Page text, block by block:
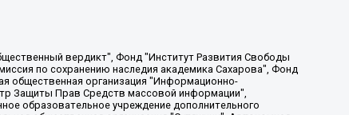
Иван Михайлович, Владыкина Елена Сергеевна, Гельман Марат Александрович, Никульшина Вероника Юрьевна, Толоконникова Надежда Андреевна, Шендерович Виктор Анатольевич, Общество с ограниченной ответственностью "Данное сообщение", Общество с ограниченной ответственностью Издательский дом "Новая глава", Айнбиндер Александра Александровна, Московский комьюнити-центр для ЛГБТ+инициатив, Благотворительный фонд развития филантропии, Deutsche Welle (Германия, Kurt-Schumacher-Strasse 3, 53113 Bonn), Борзунова Мария Михайловна, Воробьев Виктор Викторович, Голубева Анна Львовна, Константинова Алла Михайловна, Малкова Ирина Владимировна, Мурадов Мурад Абдулгалимович, Осетинская Елизавета Николаевна, Понасенков Евгений Николаевич, Ганапольский Матвей Юрьевич, Киселев Евгений Алексеевич, Борухович Ирина Григорьевна, Дремин Иван Тимофеевич, Дубровский Дмитрий Викторович, Красноярская региональная общественная организация поддержки и развития альтернативных образовательных технологий и межкультурных коммуникаций "ИНТЕРРА", Маяковская Екатерина Алексеевна, Фейгин Марк Захарович, Филимонов Андрей Викторович, Дзугкоева Регина Николаевна, Доброхотов Роман Александрович, Дудь Юрий Александрович, Елкин Сергей Владимирович, Кругликов Кирилл Игоревич, Сабунаева Мария Леонидовна, Семенов Алексей Владимирович, Шаинян Карен Багратович, Шульман Екатерина Михайловна, Асафьев Артур Валерьевич, Вахштайн Виктор Семенович, Венедиктов Алексей Алексеевич, Лушникова Екатерина Евгеньевна, Волков Леонид Михайлович, Невзоров Александр Глебович, Пархоменко Сергей Борисович, Сироткин Ярослав Николаевич, Кара-Мурза Владимир Владимирович, Баранова Наталья Владимировна, Гозман Леонид Яковлевич, Кагарлицкий Борис Юльевич, Климарев Михаил Валерьевич, Милов Владимир Станиславович, Автономная некоммерческая организация Краснодарский центр современного искусства "Типография", Моргенштерн Алишер Тагирович, Соболь Любовь Эдуардовна, Общество с ограниченной ответственностью "ЛИЗА НОРМ", Каспаров Гарри Кимович, Ходорковский Михаил Борисович, Общество с ограниченной ответственностью "Апрельские тезисы", Данилович Ирина Брониславовна, Кашин Олег Владимирович, Петров Николай Владимирович, Пивоваров Алексей Владимирович, Соколов Михаил Владимирович, Цветкова Юлия Владимировна, Чичваркин Евгений Александрович, Комитет против пыток/Команда против пыток, Общество с ограниченной ответственностью "Первый научный", Общество с ограниченной ответственностью "Вертолет и ко", Белоцерковская Вероника Борисовна, Кац Максим Евгеньевич, Лазарева Татьяна Юрьевна, Шаведдинов Руслан Табризович, Яшин Илья Валерьевич, Общество с ограниченной ответственностью "Иноагент ААВ", Алешковский Дмитрий Петрович, Альбац Евгения Марковна, Быков Дмитрий Львович, Галямина Юлия Евгеньевна, Лойко Сергей Леонидович, Мартынов Кирилл Константинович, Медведев Сергей Александрович, Крашенинников Федор Геннадиевич, Гордеева Катерина Вл